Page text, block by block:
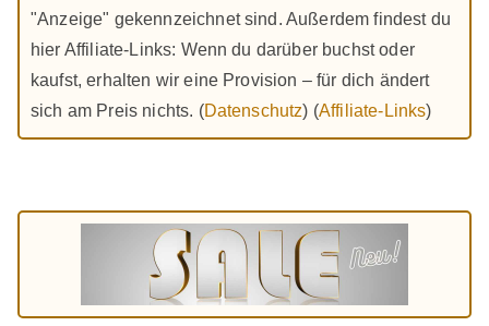
"Anzeige" gekennzeichnet sind. Außerdem findest du
hier Affiliate-Links: Wenn du darüber buchst oder
kaufst, erhalten wir eine Provision – für dich ändert
sich am Preis nichts. (Datenschutz) (Affiliate-Links)